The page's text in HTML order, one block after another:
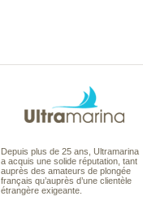
Depuis plus de 25 ans, Ultramarina
a acquis une solide réputation, tant
auprès des amateurs de plongée
français qu’auprès d’une clientèle
étrangère exigeante.